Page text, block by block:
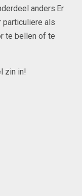
anders.Er
particuliere als
te bellen of te
zin in!